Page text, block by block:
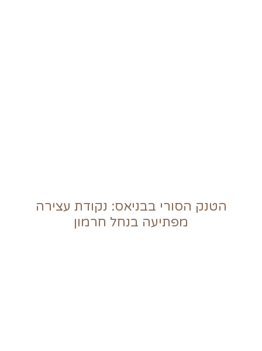
הטנק הסורי בבניאס: נקודת עצירה
מפתיעה בנחל חרמון